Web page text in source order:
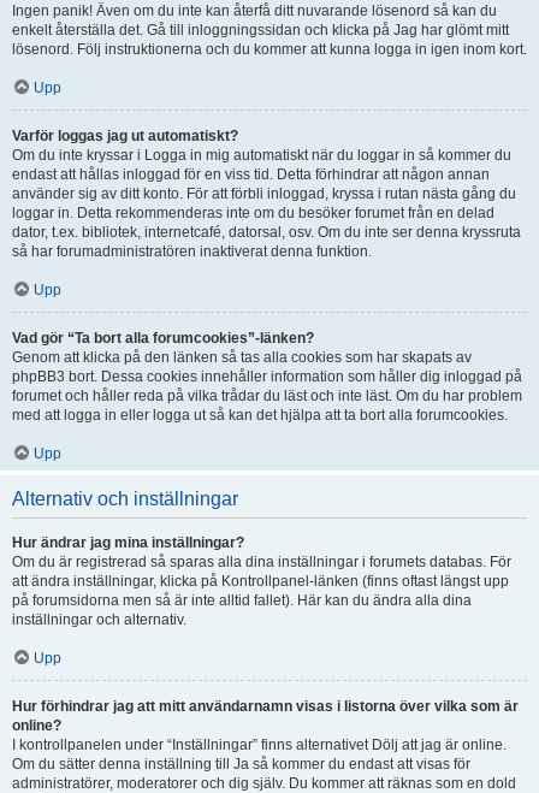
Ingen panik! Även om du inte kan återfå ditt nuvarande lösenord så kan du
enkelt återställa det. Gå till inloggningssidan och klicka på Jag har glömt mitt
lösenord. Följ instruktionerna och du kommer att kunna logga in igen inom kort.
Upp
Varför loggas jag ut automatiskt?
Om du inte kryssar i Logga in mig automatiskt när du loggar in så kommer du
endast att hållas inloggad för en viss tid. Detta förhindrar att någon annan
använder sig av ditt konto. För att förbli inloggad, kryssa i rutan nästa gång du
loggar in. Detta rekommenderas inte om du besöker forumet från en delad
dator, t.ex. bibliotek, internetcafé, datorsal, osv. Om du inte ser denna kryssruta
så har forumadministratören inaktiverat denna funktion.
Upp
Vad gör “Ta bort alla forumcookies”-länken?
Genom att klicka på den länken så tas alla cookies som har skapats av
phpBB3 bort. Dessa cookies innehåller information som håller dig inloggad på
forumet och håller reda på vilka trådar du läst och inte läst. Om du har problem
med att logga in eller logga ut så kan det hjälpa att ta bort alla forumcookies.
Upp
Alternativ och inställningar
Hur ändrar jag mina inställningar?
Om du är registrerad så sparas alla dina inställningar i forumets databas. För
att ändra inställningar, klicka på Kontrollpanel-länken (finns oftast längst upp
på forumsidorna men så är inte alltid fallet). Här kan du ändra alla dina
inställningar och alternativ.
Upp
Hur förhindrar jag att mitt användarnamn visas i listorna över vilka som är
online?
I kontrollpanelen under “Inställningar” finns alternativet Dölj att jag är online.
Om du sätter denna inställning till Ja så kommer du endast att visas för
administratörer, moderatorer och dig själv. Du kommer att räknas som en dold